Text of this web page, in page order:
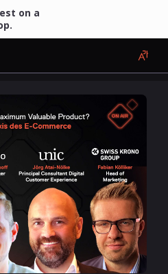
on a